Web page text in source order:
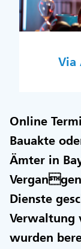
Via
Online
Bauakte
Ämter in
Dienste
Verwaltung
wurden